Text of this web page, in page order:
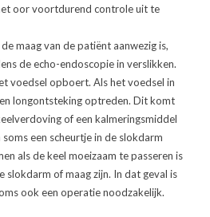
oor voortdurend controle uit te
maag van de patiënt aanwezig is,
de echo-endoscopie in verslikken.
voedsel opboert. Als het voedsel in
longontsteking optreden. Dit komt
of een kalmeringsmiddel
een scheurtje in de slokdarm
als de keel moeizaam te passeren is
slokdarm of maag zijn. In dat geval is
ook een operatie noodzakelijk.